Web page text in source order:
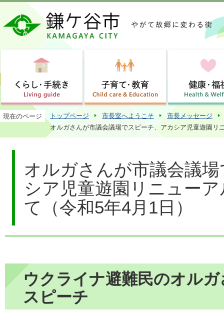
この
現在のページ トップページ 市長室へようこそ
市長メッセージ
オルガさんが市議会議場でスピーチ、アカシア児童遊園リ
オルガさんが市議会議
シア児童遊園リニュー
て（令和5年4月1日）
ウクライナ避難民のオル
スピーチ